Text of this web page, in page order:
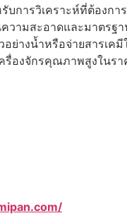
บการวิเคราะห์ที่ต้องก
ความสะอาดและมาตรฐ
อย่างน้ำหรือจ่ายสารเค
รื่องจักรคุณภาพสูงในร